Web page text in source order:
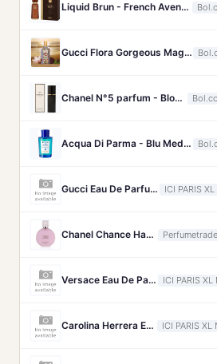
Liquid Brun - French Avenue - Eau de Parfum 100ML
Gucci Flora Gorgeous Magnolia 50 ml Eau de Parfum - Damesparfum
Chanel N°5 parfum - Bloemige eau de parfum voor dames - Navulbaar - 60 ml
Acqua Di Parma - Blu Mediterraneo Mandarino Di Sicilia Eau de Toilette - 100ml
Gucci Eau De Parfum Gucci - Flora Gorgeous Orchid Intense Eau De Parfum - 100 ML ICI PARIS XL
Chanel Chance Haarparfum 35 ml
Versace Eau De Parfum Versace - Eros Energy Eau De Parfum - 200 ML ICI PARIS XL
Carolina Herrera Eau De Parfum Carolina Herrera - Good Girl Polka Paradise Eau De Parfum - 80 ML ICI PARIS XL